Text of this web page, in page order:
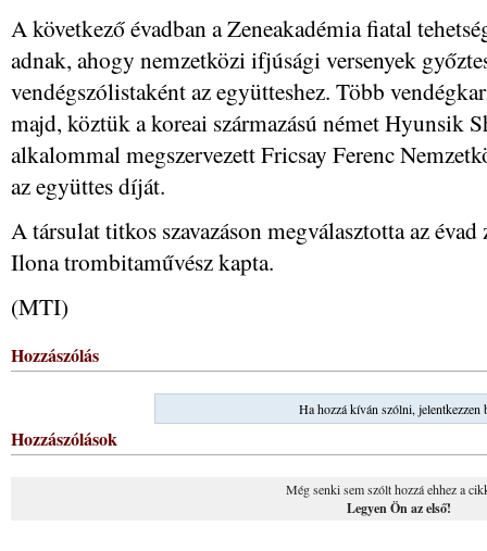
A következő évadban a Zeneakadémia fiatal
adnak, ahogy nemzetközi ifjúsági versenyek
vendégszólistaként az együtteshez. Több
majd, köztük a koreai származású német Hyunsik
alkalommal megszervezett Fricsay Ferenc
az együttes díját.
A társulat titkos szavazáson megválasztotta az évad
Ilona trombitaművész kapta.
(MTI)
Hozzászólás
Ha hozzá kíván szólni, jelentkezzen
Hozzászólások
Még senki sem szólt hozzá ehhez a
Legyen Ön az első!